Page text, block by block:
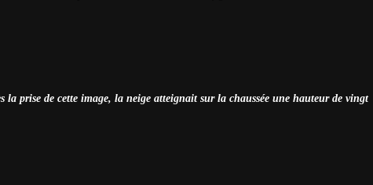
la prise de cette image, la neige atteignait sur la chaussée une hauteur de vingt